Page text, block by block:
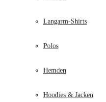
Langarm-Shirts
Polos
Hemden
Hoodies & Jacken